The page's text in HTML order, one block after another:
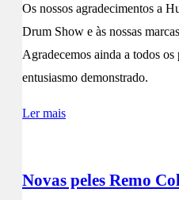
Os nossos agradecimentos a
Drum Show e às nossas
Agradecemos ainda a todos
entusiasmo demonstrado.
Ler mais
Novas peles Remo